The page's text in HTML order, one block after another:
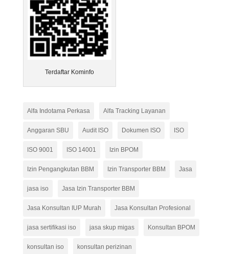
Terdaftar Kominfo
Alfa Indotama Perkasa Alfa Tracking Layanan
Anggaran SBU Audit ISO Dokumen ISO ISO
ISO 9001 ISO 14001 Izin BPOM
Izin Pengangkutan BBM Izin Transporter BBM Jasa
jasa iso Jasa Izin Transporter BBM
Jasa Konsultan IUP Murah Jasa Konsultan Profesional
jasa sertifikasi iso jasa skup migas Konsultan BPOM
konsultan iso konsultan perizinan